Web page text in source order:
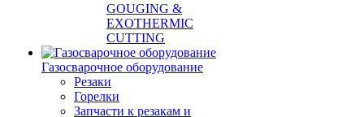
GOUGING &
EXOTHERMIC
CUTTING
Газосварочное оборудование
Резаки
Горелки
Запчасти к резакам и